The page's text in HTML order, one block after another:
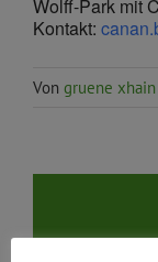
Wolff-Park mit
Kontakt:
Von gruene xhain